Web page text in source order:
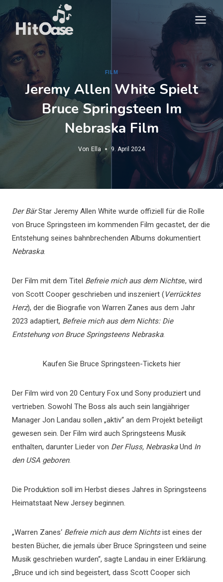
Zum
Inhalt
springen
FILM
Jeremy Allen White Spielt
Bruce Springsteen Im
Nebraska Film
Von Ella 9. April 2024
Der BärStar Jeremy Allen White wurde offiziell für die Rolle
von Bruce Springsteen im kommenden Film gecastet, der die
Entstehung seines bahnbrechenden Albums dokumentiert
Nebraska.
Der Film mit dem Titel Befreie mich aus dem Nichtse, wird
von Scott Cooper geschrieben und inszeniert (Verrücktes
Herz), der die Biografie von Warren Zanes aus dem Jahr
2023 adaptiert, Befreie mich aus dem Nichts: Die
Entstehung von Bruce Springsteens Nebraska.
Kaufen Sie Bruce Springsteen-Tickets hier
Der Film wird von 20 Century Fox und Sony produziert und
vertrieben. Sowohl The Boss als auch sein langjähriger
Manager Jon Landau sollen „aktiv“ an dem Projekt beteiligt
gewesen sein. Der Film wird auch Springsteens Musik
enthalten, darunter Lieder von Der Fluss, NebraskaUnd In
den USA geboren.
Die Produktion soll im Herbst dieses Jahres in Springsteens
Heimatstaat New Jersey beginnen.
„Warren Zanes‘ Befreie mich aus dem Nichtsist eines der
besten Bücher, die jemals über Bruce Springsteen und seine
Musik geschrieben wurden“, sagte Landau in einer Erklärung.
„Bruce und ich sind begeistert, dass Scott Cooper sich